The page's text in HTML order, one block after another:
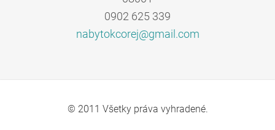
0902 625 339
nabytokcorej@gmail.com
© 2011 Všetky práva vyhradené.